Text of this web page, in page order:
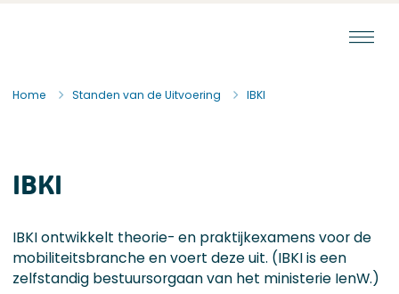
Home Standen van de Uitvoering IBKI
IBKI
IBKI ontwikkelt theorie- en praktijkexamens voor de
mobiliteitsbranche en voert deze uit. (IBKI is een
zelfstandig bestuursorgaan van het ministerie IenW.)